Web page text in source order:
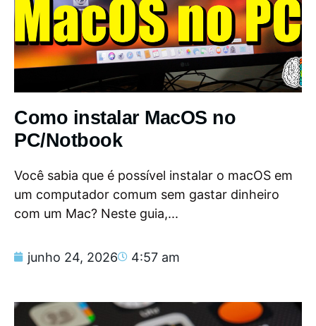
Como instalar MacOS no
PC/Notbook
Você sabia que é possível instalar o macOS em
um computador comum sem gastar dinheiro
com um Mac? Neste guia,...
junho 24, 2026 4:57 am